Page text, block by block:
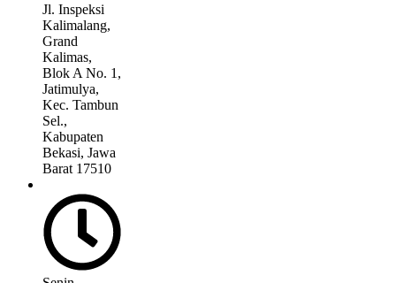
Jl. Inspeksi
Kalimalang,
Grand
Kalimas,
Blok A No. 1,
Jatimulya,
Kec. Tambun
Sel.,
Kabupaten
Bekasi, Jawa
Barat 17510